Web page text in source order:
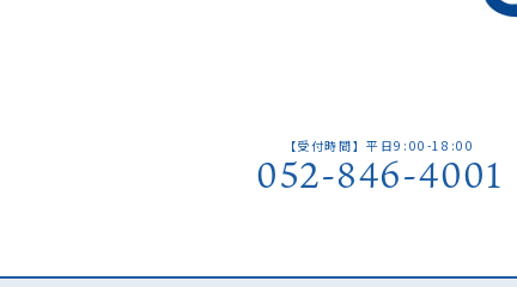
【受付時間】平日9:00-18:00
052-846-4001